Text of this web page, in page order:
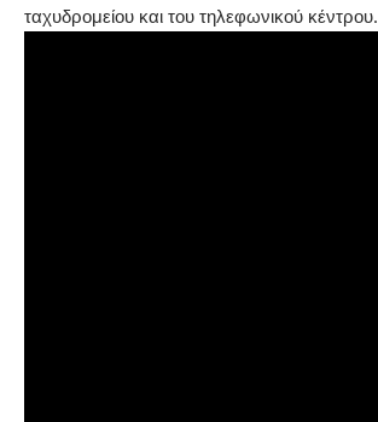
ταχυδρομείου και του τηλεφωνικού κέντρου.